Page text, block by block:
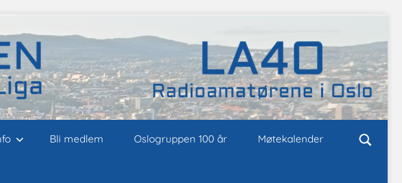
Bli medlem Oslogruppen 100 år Møtekalender